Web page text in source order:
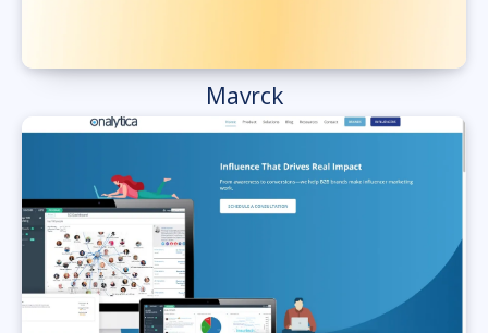
Mavrck